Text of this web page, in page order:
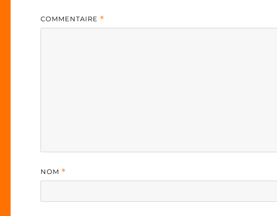
COMMENTAIRE *
NOM *